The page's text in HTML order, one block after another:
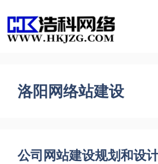
至
洛阳网络站建设
公司网站建设规划和设